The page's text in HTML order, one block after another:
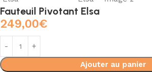
Fauteuil Pivotant Elsa
249,00€
Ajouter au panier